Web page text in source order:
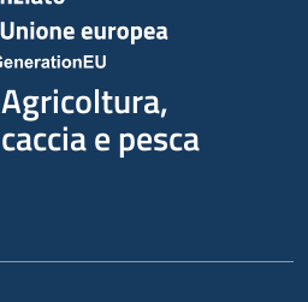
Agricoltura,
caccia e pesca